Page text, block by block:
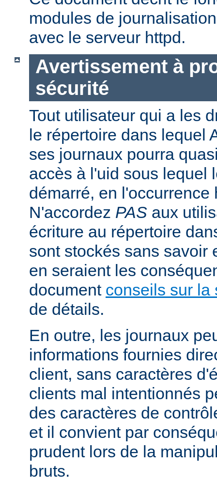
modules de
avec le serveur httpd.
Avertissement à
sécurité
Tout utilisateur qui a les
le répertoire dans lequel
ses journaux pourra
accès à l'uid sous lequel
démarré, en
N'accordez PAS aux
écriture au répertoire
sont stockés sans savoir
en seraient les
document conseils sur la
de détails.
En outre, les journaux
informations fournies
client, sans caractères
clients mal intentionnés
des caractères de
et il convient par
prudent lors de la
bruts.